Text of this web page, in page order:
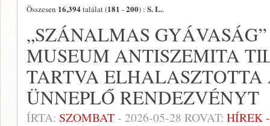
Összesen 16,394találat (181 -200) : S. L..
„SZÁNALMAS
MUSEUM ANTISZEMITA
TARTVA
ÜNNEPLŐ RENDEZVÉNYT
ÍRTA: SZOMBAT- 2026-05-28 ROVAT: HÍREK